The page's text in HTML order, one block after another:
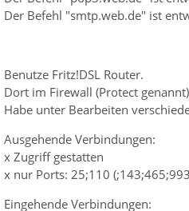
Der Befehl "smtp.web.de" ist
Benutze Fritz!DSL Router.
Dort im Firewall (Protect
Habe unter Bearbeiten
Ausgehende Verbindungen:
x Zugriff gestatten
x nur Ports: 25;110
Eingehende Verbindungen: